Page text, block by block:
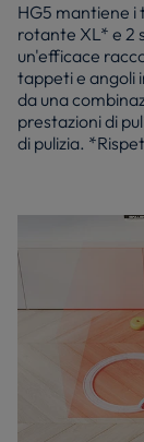
HG5 mantiene i
rotante XL* e 2
un'efficace
tappeti e angoli
da una
prestazioni di
di pulizia.